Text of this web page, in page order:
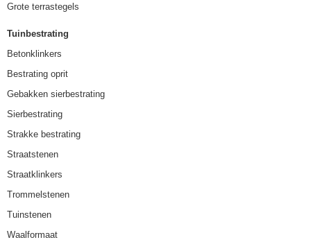
Grote terrastegels
Tuinbestrating
Betonklinkers
Bestrating oprit
Gebakken sierbestrating
Sierbestrating
Strakke bestrating
Straatstenen
Straatklinkers
Trommelstenen
Tuinstenen
Waalformaat